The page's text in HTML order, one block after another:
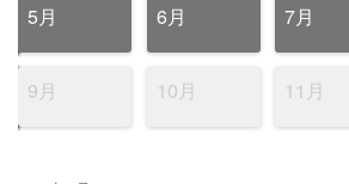
5月 6月 7月
9月 10月 11月